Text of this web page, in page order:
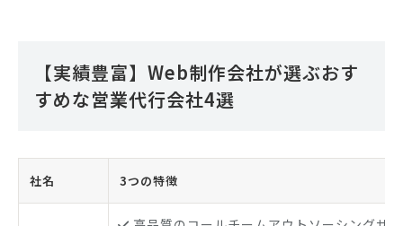
【実績豊富】Web制作会社が選ぶおす
すめな営業代行会社4選
社名 3つの特徴